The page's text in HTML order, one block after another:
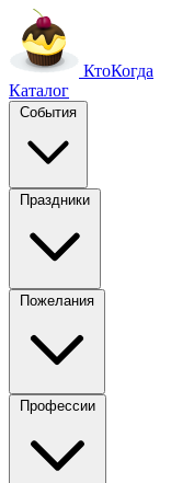
КтоКогда
Каталог
События
Праздники
Пожелания
Профессии